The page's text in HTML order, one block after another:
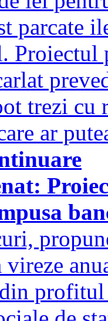
parcate
trezi
ar